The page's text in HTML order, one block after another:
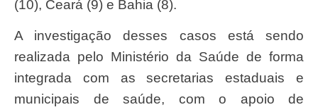
(10), Ceará (9) e Bahia (8).
A investigação desses casos está sendo
realizada pelo Ministério da Saúde de forma
integrada com as secretarias estaduais e
municipais de saúde, com o apoio de